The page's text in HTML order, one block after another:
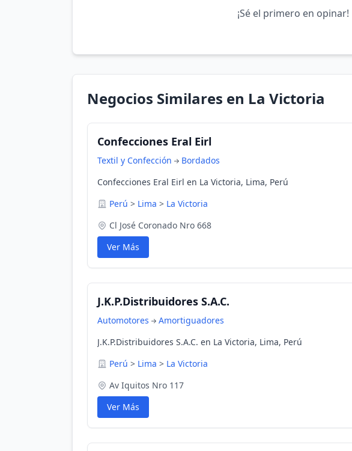
¡Sé el primero en opinar!
Negocios Similares en La Victoria
Confecciones Eral Eirl
Textil y Confección
Bordados
Confecciones Eral Eirl en La Victoria, Lima, Perú
Perú > Lima > La Victoria
Cl José Coronado Nro 668
Ver Más
J.K.P.Distribuidores S.A.C.
Automotores
Amortiguadores
J.K.P.Distribuidores S.A.C. en La Victoria, Lima, Perú
Perú > Lima > La Victoria
Av Iquitos Nro 117
Ver Más